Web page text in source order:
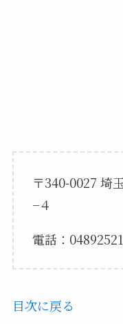
〒340-0027 埼
−４
電話：
目次に戻る